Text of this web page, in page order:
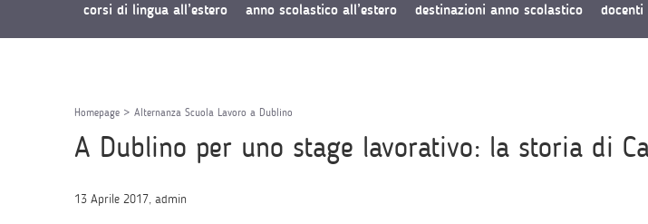
corsi di lingua all’estero anno scolastico all’estero destinazioni anno scolastico docenti
Homepage > Alternanza Scuola Lavoro a Dublino
A Dublino per uno stage lavorativo: la storia di
13 Aprile 2017, admin